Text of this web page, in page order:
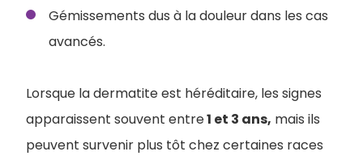
Gémissements dus à la douleur dans les cas
avancés.
Lorsque la dermatite est héréditaire, les signes
apparaissent souvent entre1 et 3 ans, mais ils
peuvent survenir plus tôt chez certaines races